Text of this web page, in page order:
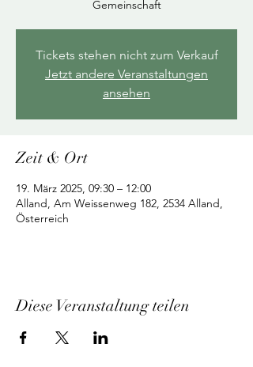
Gemeinschaft
Tickets stehen nicht zum Verkauf
Jetzt andere Veranstaltungen
ansehen
Zeit & Ort
19. März 2025, 09:30 – 12:00
Alland, Am Weissenweg 182, 2534 Alland,
Österreich
Diese Veranstaltung teilen